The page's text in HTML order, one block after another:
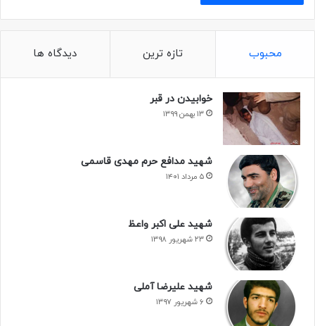
محبوب تازه ترین دیدگاه ها
خوابیدن در قبر
۱۳ بهمن ۱۳۹۹
شهید مدافع حرم مهدی قاسمی
۵ مرداد ۱۴۰۱
شهید علی اکبر واعظ
۲۳ شهریور ۱۳۹۸
شهید علیرضا آملی
۶ شهریور ۱۳۹۷